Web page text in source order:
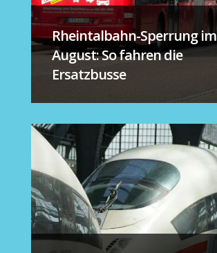
Rheintalbahn-Sperrung im
August: So fahren die
Ersatzbusse